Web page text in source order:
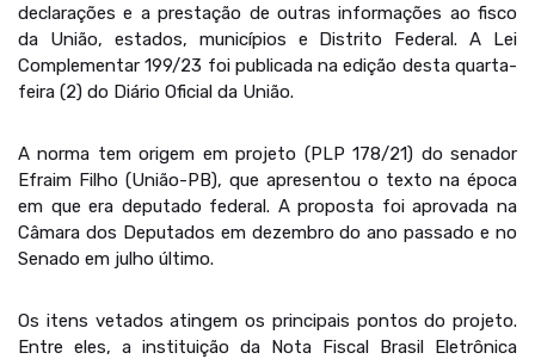
declarações e a prestação de outras informações ao fisco
da União, estados, municípios e Distrito Federal. A Lei
Complementar 199/23 foi publicada na edição desta quarta-
feira (2) do Diário Oficial da União.
A norma tem origem em projeto (PLP 178/21) do senador
Efraim Filho (União-PB), que apresentou o texto na época
em que era deputado federal. A proposta foi aprovada na
Câmara dos Deputados em dezembro do ano passado e no
Senado em julho último.
Os itens vetados atingem os principais pontos do projeto.
Entre eles, a instituição da Nota Fiscal Brasil Eletrônica